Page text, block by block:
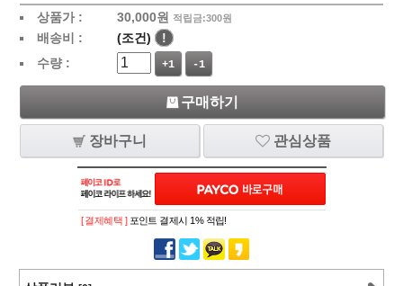
상품가 : 30,000원 적립금:300원
배송비 : (조건)
!
수량 :
+1 -1
구매하기
장바구니 관심상품
[ 결제혜택 ] 포인트 결제시 1% 적립!